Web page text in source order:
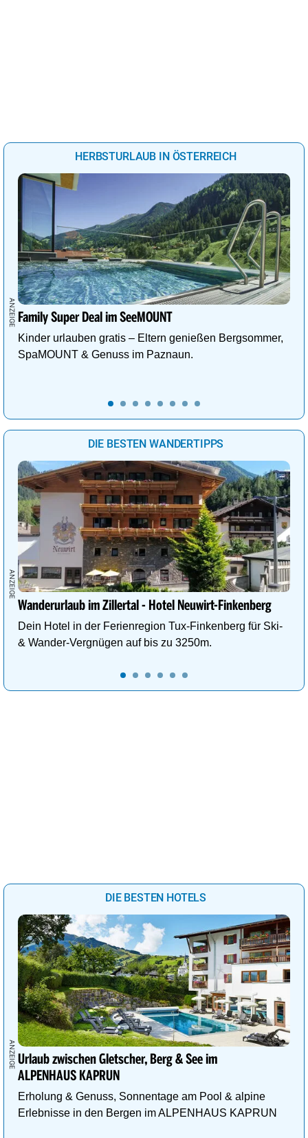
HERBSTURLAUB IN ÖSTERREICH
Family Super Deal im SeeMOUNT
Kinder urlauben gratis – Eltern genießen Bergsommer,
SpaMOUNT & Genuss im Paznaun.
DIE BESTEN WANDERTIPPS
Wanderurlaub im Zillertal - Hotel Neuwirt-Finkenberg
Dein Hotel in der Ferienregion Tux-Finkenberg für Ski-
& Wander-Vergnügen auf bis zu 3250m.
DIE BESTEN HOTELS
Urlaub zwischen Gletscher, Berg & See im
ALPENHAUS KAPRUN
Erholung & Genuss, Sonnentage am Pool & alpine
Erlebnisse in den Bergen im ALPENHAUS KAPRUN